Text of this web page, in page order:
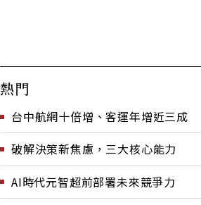
熱門
台中航網十倍增、客運年增近三成
破解決策新焦慮，三大核心能力
AI時代元智超前部署未來競爭力